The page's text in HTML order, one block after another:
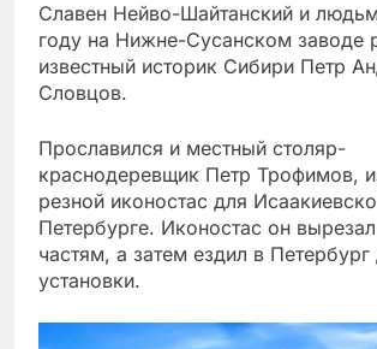
Славен Нейво-Шайтанский и
году на Нижне-Сусанском заводе
известный историк Сибири Петр
Словцов.
Прославился и местный столяр-
краснодеревщик Петр Трофимов,
резной иконостас для
Петербурге. Иконостас он
частям, а затем ездил в Петербург
установки.